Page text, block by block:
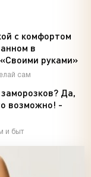
их дают мне.
с комфортом
в
руками»
сам
Да,
возможно! -
и быт